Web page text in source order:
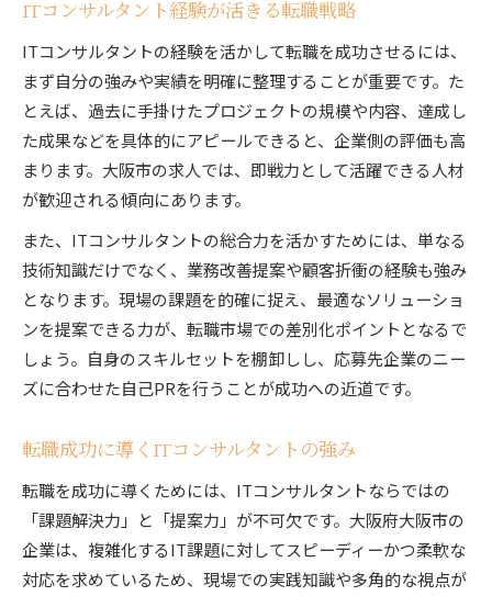
ITコンサルタント経験が活きる転職戦略
ITコンサルタントの経験を活かして転職を成功させるには、
まず自分の強みや実績を明確に整理することが重要です。た
とえば、過去に手掛けたプロジェクトの規模や内容、達成し
た成果などを具体的にアピールできると、企業側の評価も高
まります。大阪市の求人では、即戦力として活躍できる人材
が歓迎される傾向にあります。
また、ITコンサルタントの総合力を活かすためには、単なる
技術知識だけでなく、業務改善提案や顧客折衝の経験も強み
となります。現場の課題を的確に捉え、最適なソリューショ
ンを提案できる力が、転職市場での差別化ポイントとなるで
しょう。自身のスキルセットを棚卸しし、応募先企業のニー
ズに合わせた自己PRを行うことが成功への近道です。
転職成功に導くITコンサルタントの強み
転職を成功に導くためには、ITコンサルタントならではの
「課題解決力」と「提案力」が不可欠です。大阪府大阪市の
企業は、複雑化するIT課題に対してスピーディーかつ柔軟な
対応を求めているため、現場での実践知識や多角的な視点が